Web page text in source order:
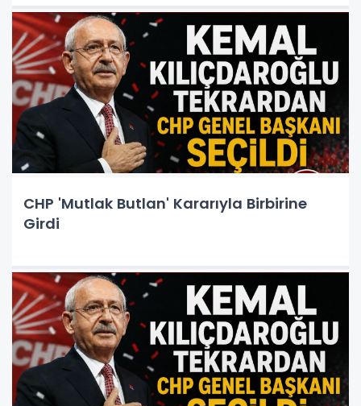
CHP 'Mutlak Butlan' Kararıyla Birbirine
Girdi